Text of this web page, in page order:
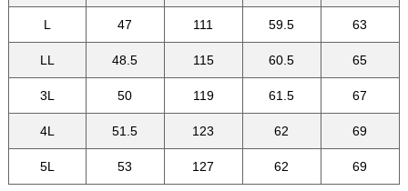
L 47 111 59.5 63
LL 48.5 115 60.5 65
3L 50 119 61.5 67
4L 51.5 123 62 69
5L 53 127 62 69